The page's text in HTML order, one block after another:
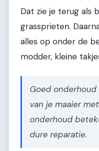
Dat zie je terug als
grassprieten.
alles op onder de
modder, kleine
Goed
van je maaier
onderhoud
dure reparatie.